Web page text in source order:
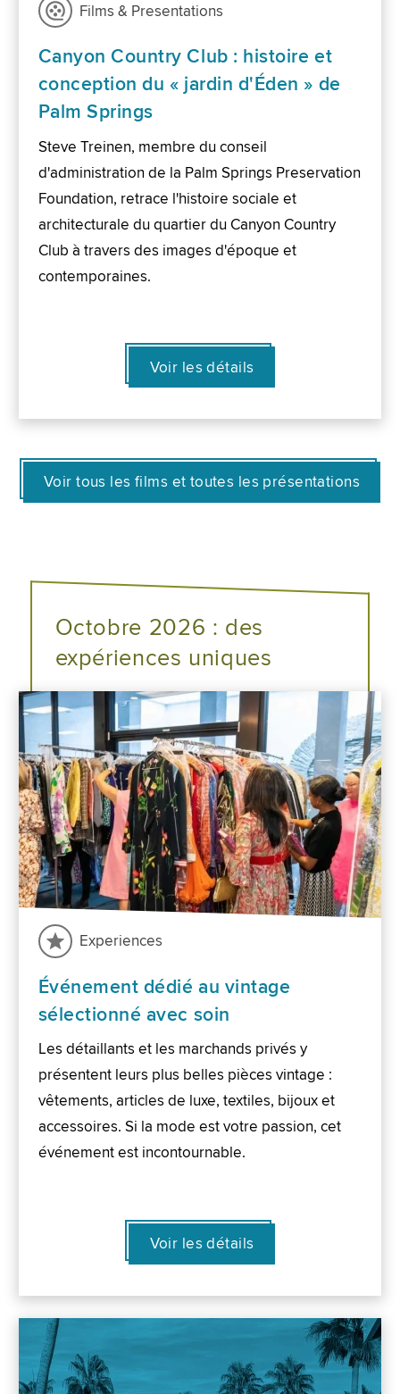
Films & Presentations
Canyon Country Club : histoire et
conception du « jardin d'Éden » de
Palm Springs
Steve Treinen, membre du conseil
d'administration de la Palm Springs Preservation
Foundation, retrace l'histoire sociale et
architecturale du quartier du Canyon Country
Club à travers des images d'époque et
contemporaines.
Voir les détails
Voir tous les films et toutes les présentations
Octobre 2026 : des
expériences uniques
Experiences
Événement dédié au vintage
sélectionné avec soin
Les détaillants et les marchands privés y
présentent leurs plus belles pièces vintage :
vêtements, articles de luxe, textiles, bijoux et
accessoires. Si la mode est votre passion, cet
événement est incontournable.
Voir les détails